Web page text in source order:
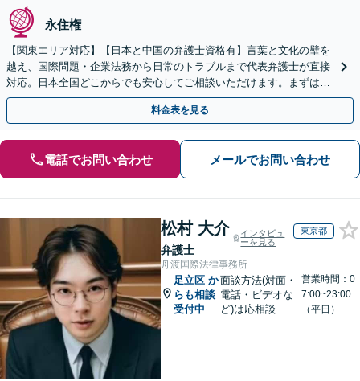
永住権
【関東エリア対応】【日本と中国の弁護士資格有】言葉と文化の壁を
越え、国際問題・企業法務から日常のトラブルまで代表弁護士が直接
対応。日本全国どこからでも安心してご相談いただけます。まずは一
歩を踏み出してみませんか。【初回相談無料】
料金表を見る
電話でお問い合わせ メールでお問い合わせ
松村 大介
弁護士
インタビュ
ーを見る
東京都
舟渡国際法律事務所
足立区 か
らも相談
受付中
面談方法(対面・
電話・ビデオな
ど)は応相談
営業時間：0
7:00~23:00
（平日）